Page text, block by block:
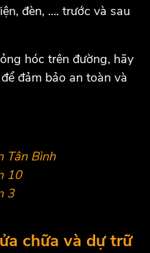
đèn, …. trước và sau
hóc trên đường, hãy
đảm bảo an toàn và
Tân Bình
10
3
chữa và dự trữ